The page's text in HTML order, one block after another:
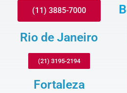
(11) 3885-7000
Rio de Janeiro
(21) 3195-2194
Fortaleza